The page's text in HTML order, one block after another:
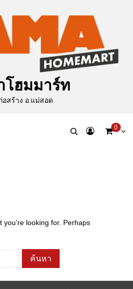
โฮมมาร์ท
อสร้าง อ.แม่สอด
0
you’re looking for. Perhaps